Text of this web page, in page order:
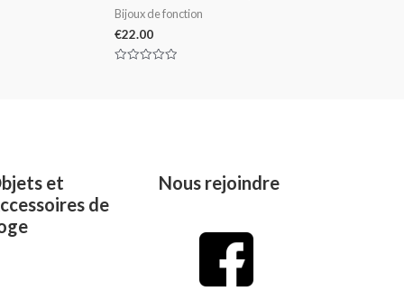
Bijoux de fonction
€22.00
et
de
Nous rejoindre